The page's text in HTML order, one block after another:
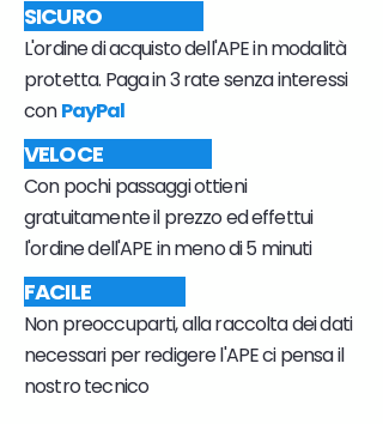
SICURO
L'ordine di acquisto dell'APE in modalità
protetta. Paga in 3 rate senza interessi
conPayPal
VELOCE
Con pochi passaggi ottieni
gratuitamente il prezzo ed effettui
l'ordine dell'APE in meno di 5 minuti
FACILE
Non preoccuparti, alla raccolta dei dati
necessari per redigere l'APE ci pensa il
nostro tecnico